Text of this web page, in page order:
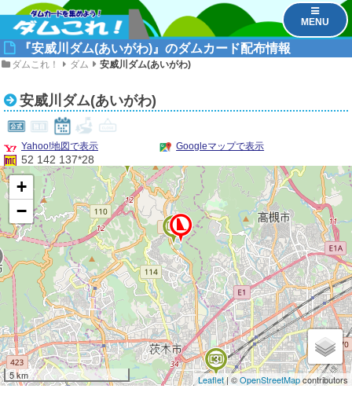
MENU
『安威川ダム(あいがわ)』のダムカード配布情報
ダムこれ！ ダム 安威川ダム(あいがわ)
安威川ダム(あいがわ)
Yahoo!地図で表示 Googleマップで表示
52 142 137*28
4
3
1
+
−
5 km Leaflet| ©OpenStreetMapcontributors